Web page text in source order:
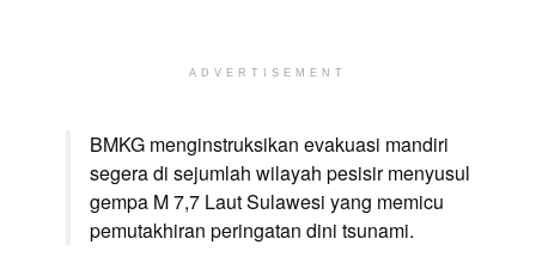
ADVERTISEMENT
BMKG menginstruksikan evakuasi mandiri
segera di sejumlah wilayah pesisir menyusul
gempa M 7,7 Laut Sulawesi yang memicu
pemutakhiran peringatan dini tsunami.